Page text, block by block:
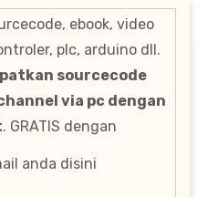
ebook, video
plc, arduino dll.
sourcecode
via pc dengan
. GRATIS dengan
anda disini